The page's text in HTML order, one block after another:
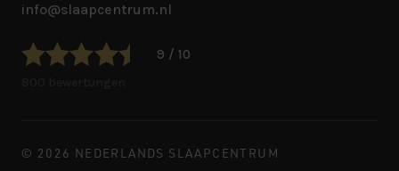
info@slaapcentrum.nl
9 / 10
© 2026 NEDERLANDS SLAAPCENTRUM